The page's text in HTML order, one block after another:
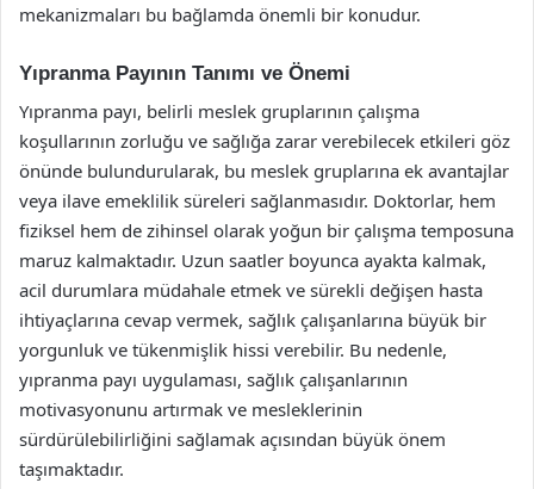
mekanizmaları bu bağlamda önemli bir konudur.
Yıpranma Payının Tanımı ve Önemi
Yıpranma payı, belirli meslek gruplarının çalışma
koşullarının zorluğu ve sağlığa zarar verebilecek etkileri göz
önünde bulundurularak, bu meslek gruplarına ek avantajlar
veya ilave emeklilik süreleri sağlanmasıdır. Doktorlar, hem
fiziksel hem de zihinsel olarak yoğun bir çalışma temposuna
maruz kalmaktadır. Uzun saatler boyunca ayakta kalmak,
acil durumlara müdahale etmek ve sürekli değişen hasta
ihtiyaçlarına cevap vermek, sağlık çalışanlarına büyük bir
yorgunluk ve tükenmişlik hissi verebilir. Bu nedenle,
yıpranma payı uygulaması, sağlık çalışanlarının
motivasyonunu artırmak ve mesleklerinin
sürdürülebilirliğini sağlamak açısından büyük önem
taşımaktadır.